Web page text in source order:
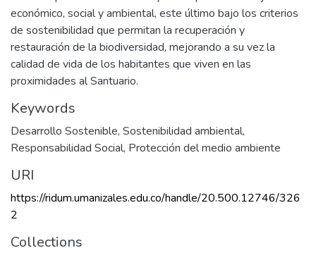
económico, social y ambiental, este último bajo los criterios
de sostenibilidad que permitan la recuperación y
restauración de la biodiversidad, mejorando a su vez la
calidad de vida de los habitantes que viven en las
proximidades al Santuario.
Keywords
Desarrollo Sostenible, Sostenibilidad ambiental,
Responsabilidad Social, Protección del medio ambiente
URI
https://ridum.umanizales.edu.co/handle/20.500.12746/326
2
Collections